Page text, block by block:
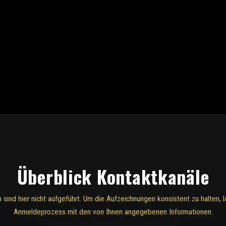
Überblick Kontaktkanäle
hier nicht aufgeführt. Um die Aufzeichnungen konsistent zu halten,
Anmeldeprozess mit den von Ihnen angegebenen Informationen.